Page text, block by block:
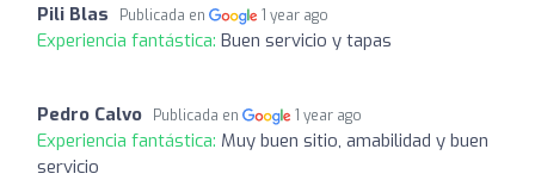
Pili Blas Publicada en 1 year ago
Experiencia fantástica: Buen servicio y tapas
Pedro Calvo Publicada en 1 year ago
Experiencia fantástica: Muy buen sitio, amabilidad y buen
servicio